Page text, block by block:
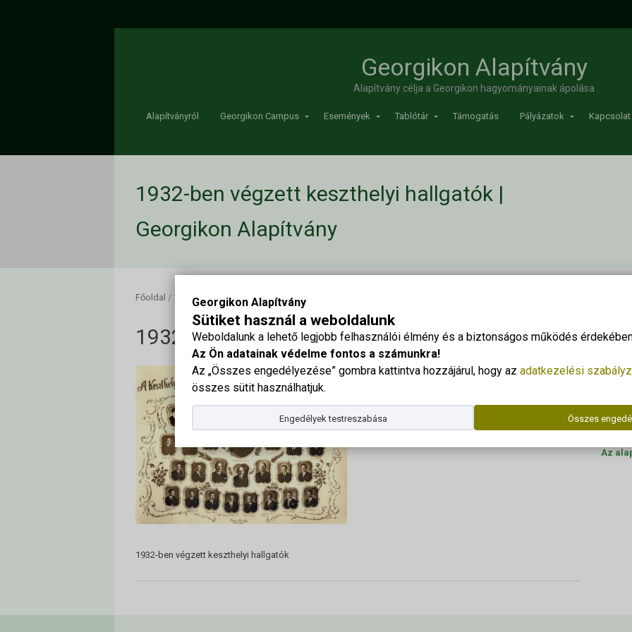
Georgikon Alapítvány
Sütiket használ a weboldalunk
Weboldalunk a lehető legjobb felhasználói élmény és a biztonságos működés
Az Ön adatainak védelme fontos a számunkra!
Az „Összes engedélyezése” gombra kattintva hozzájárul, hogy az adatkezelési
összes sütit használhatjuk.
Összes
Engedélyek testreszabása
Georgikon Alapítvány
Alapítvány célja a Georgikon hagyományainak ápolása
Alapítványról Georgikon Campus Események Tablótár Támogatás Pályázatok Kapcsolat
1932-ben végzett keszthelyi hallgatók |
Georgikon Alapítvány
Főoldal / 1932-ben végzett keszthelyi hallgatók
1932-ben végzett keszthelyi hallgatók
1932-ben végzett keszthelyi hallgatók
E-
Az